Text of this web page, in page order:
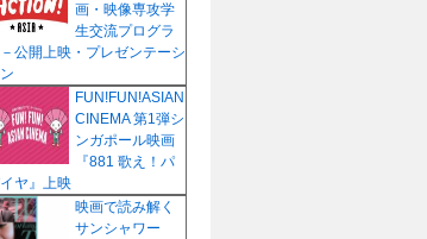
画・映像専攻学
生交流プログラ
公開上映・プレゼンテーシ
FUN!FUN!ASIAN
CINEMA 第1弾シ
ンガポール映画
『881 歌え！パ
ヤ』上映
映画で読み解く
サンシャワー